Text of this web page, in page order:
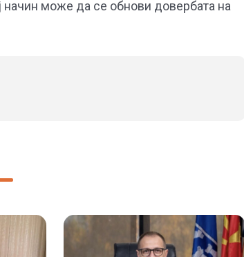
начин може да се обнови довербата на